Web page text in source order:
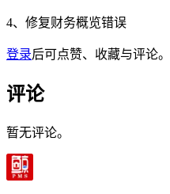
4、修复财务概览错误
登录后可点赞、收藏与评论。
评论
暂无评论。